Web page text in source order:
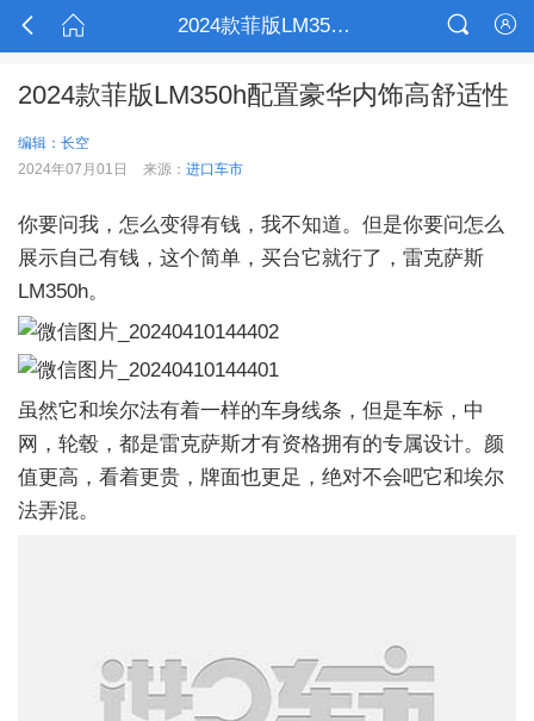
  2024款菲版LM350h配置豪华内饰高舒适性 

2024款菲版LM350h配置豪华内饰高舒适性
编辑：长空
2024年07月01日
来源： 进口车市
你要问我，怎么变得有钱，我不知道。但是你要问怎么
展示自己有钱，这个简单，买台它就行了，雷克萨斯
LM350h。
虽然它和埃尔法有着一样的车身线条，但是车标，中
网，轮毂，都是雷克萨斯才有资格拥有的专属设计。颜
值更高，看着更贵，牌面也更足，绝对不会吧它和埃尔
法弄混。